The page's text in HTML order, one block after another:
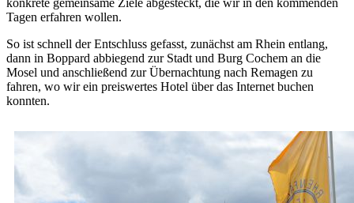
Tagen erfahren wollen.
So ist schnell der Entschluss gefasst, zunächst am Rhein entlang,
dann in Boppard abbiegend zur Stadt und Burg Cochem an die
Mosel und anschließend zur Übernachtung nach Remagen zu
fahren, wo wir ein preiswertes Hotel über das Internet buchen
konnten.